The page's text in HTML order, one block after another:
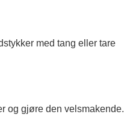
og gjøre den velsmakende.